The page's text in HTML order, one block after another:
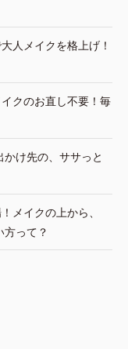
人メイクを格上げ！
クのお直し不要！毎
かけ先の、ササっと
メイクの上から、
って？